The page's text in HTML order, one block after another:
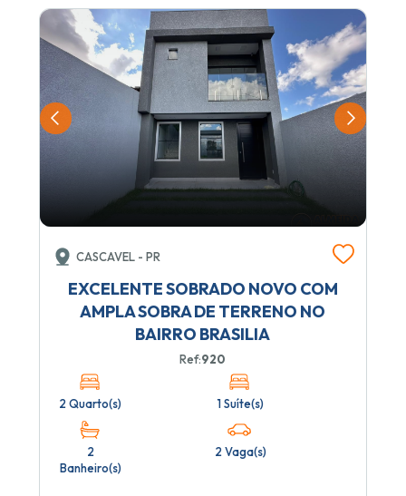
CASCAVEL - PR
EXCELENTE SOBRADO NOVO COM
AMPLA SOBRA DE TERRENO NO
BAIRRO BRASILIA
Ref:920
2 Quarto(s) 1 Suíte(s)
2
Banheiro(s)
2 Vaga(s)